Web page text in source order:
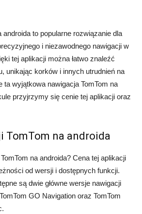
androida to popularne rozwiązanie dla
i niezawodnego nawigacji w
tej aplikacji można łatwo znaleźć
unikając korków i innych utrudnień na
ta wyjątkowa nawigacja TomTom na
przyjrzymy się cenie tej aplikacji oraz
TomTom na androida
na androida? Cena tej aplikacji
od wersji i dostępnych funkcji.
są dwie główne wersje nawigacji
GO Navigation oraz TomTom